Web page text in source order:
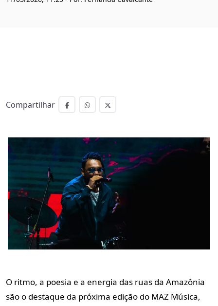
Compartilhar
O ritmo, a poesia e a energia das ruas da Amazônia
são o destaque da próxima edição do MAZ Música,